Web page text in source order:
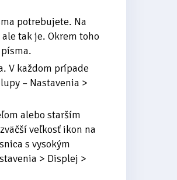
potrebujete. Na
tak je. Okrem toho
V každom prípade
– Nastavenia >
alebo starším
veľkosť ikon na
s vysokým
> Displej >